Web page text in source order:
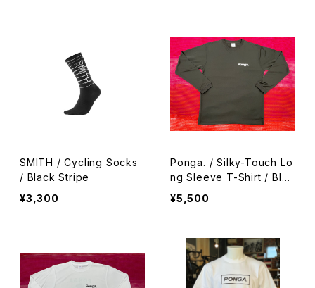
SMITH / Cycling Socks
/ Black Stripe
¥3,300
Ponga. / Silky-Touch Lo
ng Sleeve T-Shirt / Blac
k
¥5,500